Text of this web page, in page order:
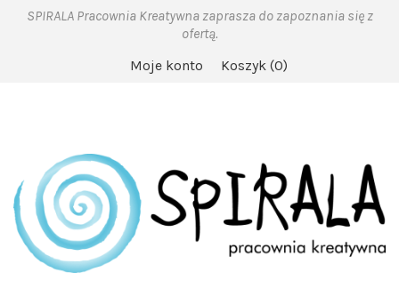
SPIRALA Pracownia Kreatywna zaprasza do zapoznania się z
ofertą.
Moje konto
Koszyk 0